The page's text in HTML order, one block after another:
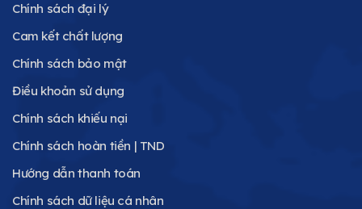
Chính sách đại lý
Cam kết chất lượng
Chính sách bảo mật
Điều khoản sử dụng
Chính sách khiếu nại
Chính sách hoàn tiền | TND
Hướng dẫn thanh toán
Chính sách dữ liệu cá nhân